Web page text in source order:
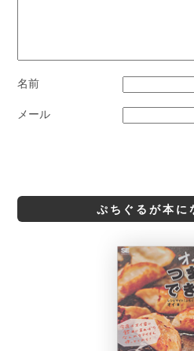
名前
メール
ぷちぐるが本に